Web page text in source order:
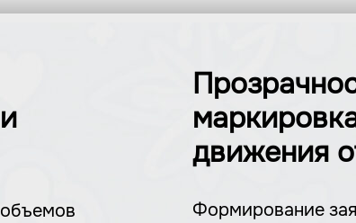
движения
Формирование